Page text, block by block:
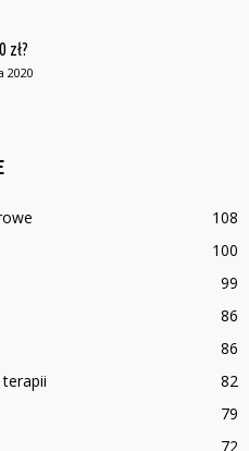
zł?
2020
108
100
99
86
86
82
79
72